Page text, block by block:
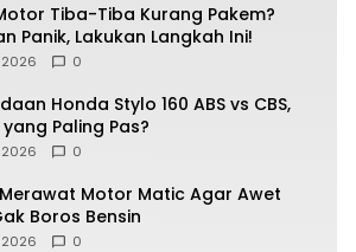
Tiba-Tiba Kurang Pakem?
Panik, Lakukan Langkah Ini!
2026 0
Honda Stylo 160 ABS vs CBS,
Paling Pas?
2026 0
Motor Matic Agar Awet
Boros Bensin
2026 0